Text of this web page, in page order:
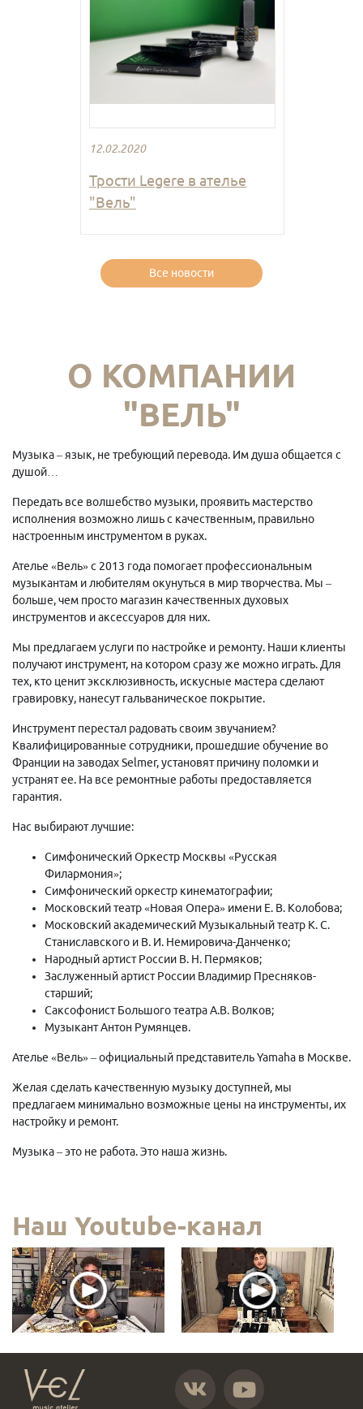
12.02.2020
Трости Legere в ателье
"Вель"
Все новости
О КОМПАНИИ
"ВЕЛЬ"
Музыка – язык, не требующий перевода. Им душа общается с
душой…
Передать все волшебство музыки, проявить мастерство
исполнения возможно лишь с качественным, правильно
настроенным инструментом в руках.
Ателье «Вель» с 2013 года помогает профессиональным
музыкантам и любителям окунуться в мир творчества. Мы –
больше, чем просто магазин качественных духовых
инструментов и аксессуаров для них.
Мы предлагаем услуги по настройке и ремонту. Наши клиенты
получают инструмент, на котором сразу же можно играть. Для
тех, кто ценит эксклюзивность, искусные мастера сделают
гравировку, нанесут гальваническое покрытие.
Инструмент перестал радовать своим звучанием?
Квалифицированные сотрудники, прошедшие обучение во
Франции на заводах Selmer, установят причину поломки и
устранят ее. На все ремонтные работы предоставляется
гарантия.
Нас выбирают лучшие:
Симфонический Оркестр Москвы «Русская
Филармония»;
Симфонический оркестр кинематографии;
Московский театр «Новая Опера» имени Е. В. Колобова;
Московский академический Музыкальный театр К. С.
Станиславского и В. И. Немировича-Данченко;
Народный артист России В. Н. Пермяков;
Заслуженный артист России Владимир Пресняков-
старший;
Саксофонист Большого театра А.В. Волков;
Музыкант Антон Румянцев.
Ателье «Вель» – официальный представитель Yamaha в Москве.
Желая сделать качественную музыку доступней, мы
предлагаем минимально возможные цены на инструменты, их
настройку и ремонт.
Музыка – это не работа. Это наша жизнь.
Наш Youtube-канал